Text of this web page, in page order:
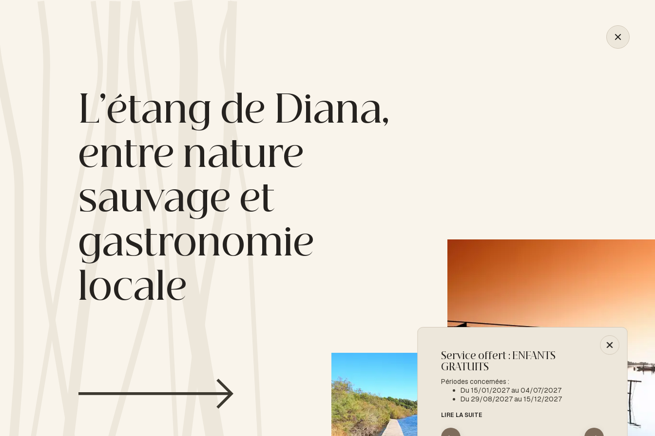
Service offert : ENFANTS
GRATUITS
Périodes concernées :
Du 15/01/2027 au 04/07/2027
Du 29/08/2027 au 15/12/2027
LIRE LA SUITE
-10% :
Période
Du 15/
LIRE LA SUITE
L’étang de Diana,
entre nature
sauvage et
gastronomie
locale